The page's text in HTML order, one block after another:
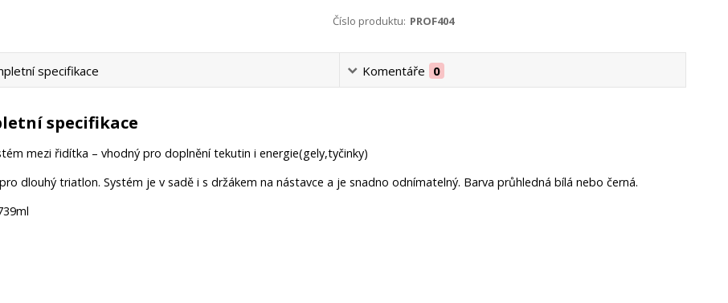
Číslo produktu: PROF404
specifikace Komentáře 0
specifikace
mezi řidítka – vhodný pro doplnění tekutin i energie(gely,tyčinky)
dlouhý triatlon. Systém je v sadě i s držákem na nástavce a je snadno odnímatelný. Barva průhledná bílá nebo černá.